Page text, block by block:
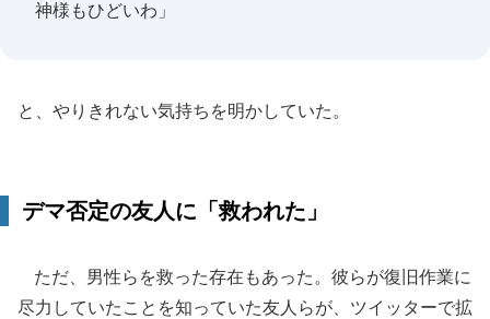
神様もひどいわ」
と、やりきれない気持ちを明かしていた。
デマ否定の友人に「救われた」
ただ、男性らを救った存在もあった。彼らが復旧作業に
尽力していたことを知っていた友人らが、ツイッターで拡